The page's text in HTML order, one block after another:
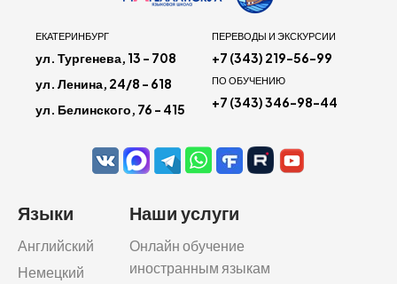
ЕКАТЕРИНБУРГ
ул. Тургенева, 13 - 708
ул. Ленина, 24/8 - 618
ул. Белинского, 76 - 415
ПЕРЕВОДЫ И ЭКСКУРСИИ
+7 (343) 219-56-99
ПО ОБУЧЕНИЮ
+7 (343) 346-98-44
Языки
Английский
Немецкий
Наши услуги
Онлайн обучение
иностранным языкам